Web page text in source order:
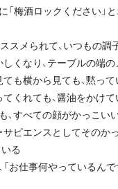
梅酒ロックください」
スメられて、いつもの
くなり、テーブルの端
も横から見ても、黙っ
くれても、醤油をかけ
べての顔がかっこいい・
ピエンスとしてそのか
いる
お仕事何やっているん